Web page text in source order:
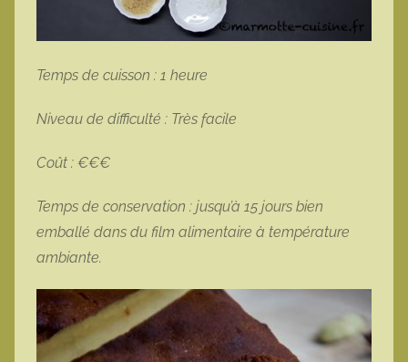
Temps de cuisson : 1 heure
Niveau de difficulté : Très facile
Coût : €€€
Temps de conservation : jusqu’à 15 jours bien
emballé dans du film alimentaire à température
ambiante.